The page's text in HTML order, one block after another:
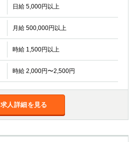
日給 5,000円以上
月給 500,000円以上
時給 1,500円以上
時給 2,000円〜2,500円
求人詳細を見る